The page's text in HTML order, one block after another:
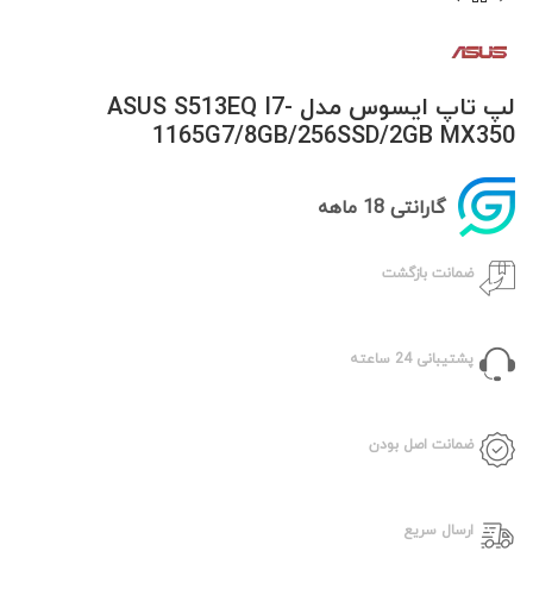
لپ تاپ ایسوس مدل ASUS S513EQ I7-
1165G7/8GB/256SSD/2GB MX350
گارانتی 18 ماهه
ضمانت بازگشت
پشتیبانی 24 ساعته
ضمانت اصل بودن
ارسال سریع